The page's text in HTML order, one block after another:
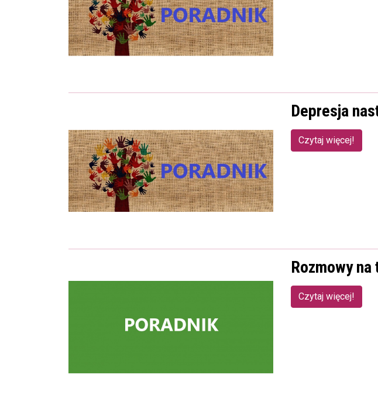
Depresja
Czytaj więcej!
Rozmowy
Czytaj więcej!